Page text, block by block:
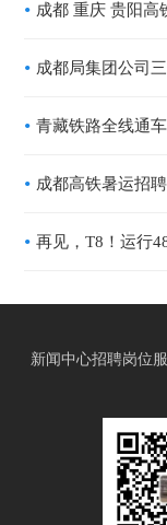
成都 重庆 贵阳高
成都高铁暑运招
新闻中心招聘岗位